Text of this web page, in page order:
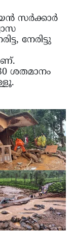
സർക്കാർ
നേരിട്ടു
ശതമാനം